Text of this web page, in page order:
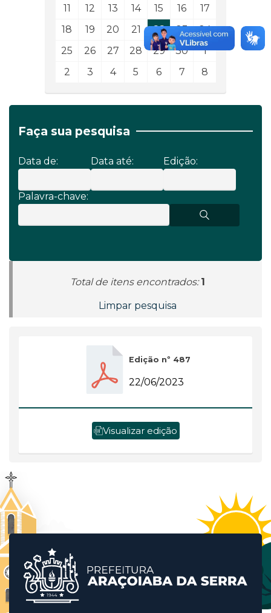
11
12 13 14 15 16
17
18
19 20 21 22 23
24
25
26 27 28 29 30
1
2
3 4 5 6 7 8
Faça sua pesquisa
Data de: Data até: Edição:
Palavra-chave:
Total de itens encontrados: 1
Limpar pesquisa
Edição nº 487
22/06/2023
Visualizar edição